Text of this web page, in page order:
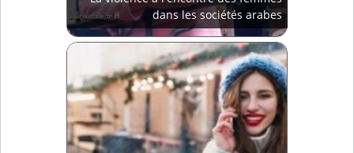
dans les sociétés arabes